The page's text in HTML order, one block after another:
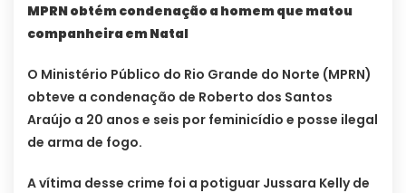
MPRN obtém condenação a homem que matou
companheira em Natal
O Ministério Público do Rio Grande do Norte (MPRN)
obteve a condenação de Roberto dos Santos
Araújo a 20 anos e seis por feminicídio e posse ilegal
de arma de fogo.
A vítima desse crime foi a potiguar Jussara Kelly de